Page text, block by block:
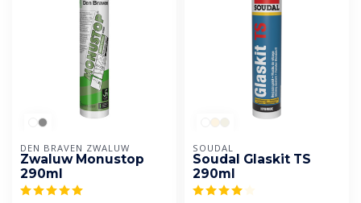
DEN BRAVEN ZWALUW
Zwaluw Monustop
290ml
SOUDAL
Soudal Glaskit TS
290ml